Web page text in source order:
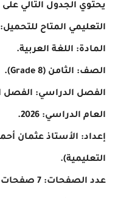
يحتوي الجدول التالي
التعليمي المتاح للتحميل:
المادة: اللغة العربية.
الصف: الثامن (Grade 8).
الفصل الدراسي: الفصل
العام الدراسي: 2026.
إعداد: الأستاذ عثمان
التعليمية).
عدد الصفحات: 7 صفحات.